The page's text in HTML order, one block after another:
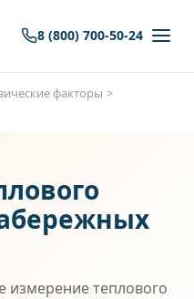
8 (800) 700-50-24
факторы
измерение теплового